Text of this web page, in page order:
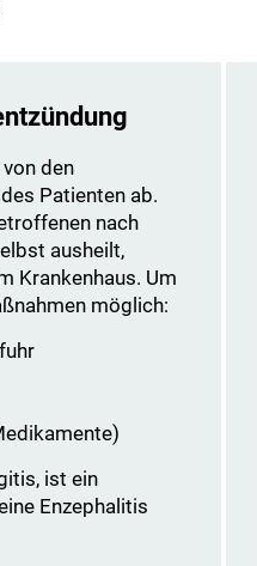
den
Patienten ab.
nach
ausheilt,
Krankenhaus. Um
möglich:
ist ein
Enzephalitis